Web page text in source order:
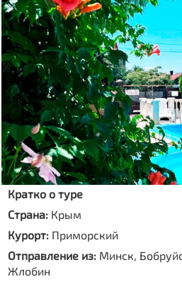
Кратко о туре
Страна: Крым
Курорт: Приморский
Отправление из: Минск,
Жлобин